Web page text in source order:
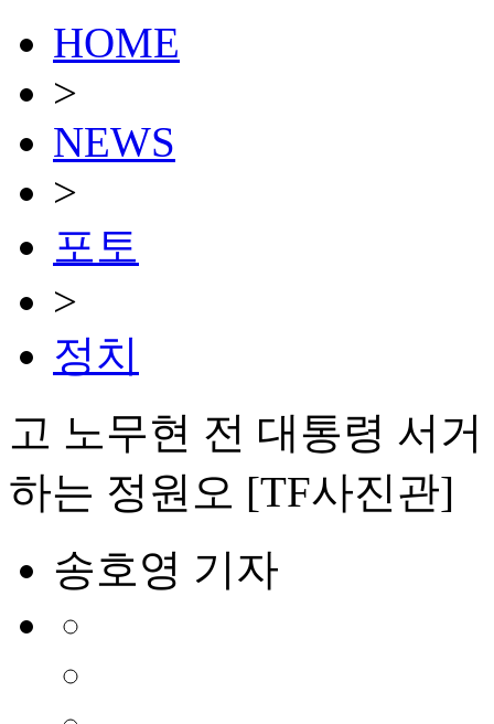
HOME
>
NEWS
>
포토
>
정치
고 노무현 전 대통령 서
하는 정원오 [TF사진관]
송호영 기자